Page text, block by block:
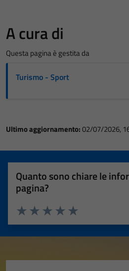
A cura di
Questa pagina è gestita da
Turismo - Sport
Ultimo aggiornamento:02/07/2026,
Quanto sono chiare le
pagina?
Valuta 5 stelle su
Valuta 4 stelle su 5
Valuta 3 stelle su 5
Valuta 2 stelle su 5
Valuta 1 stelle su 5